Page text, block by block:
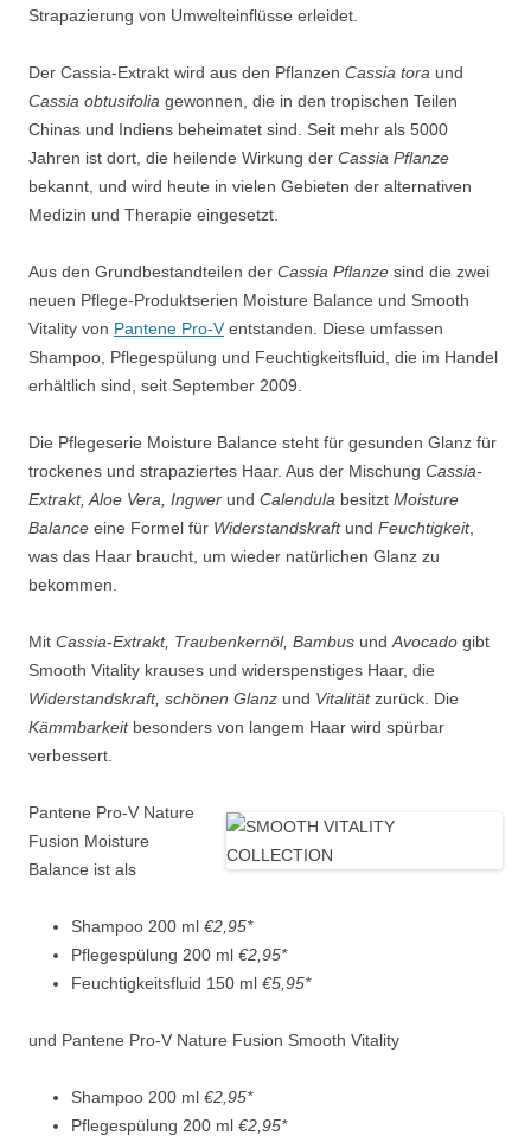
Strapazierung von Umwelteinflüsse erleidet.
Der Cassia-Extrakt wird aus den Pflanzen Cassia tora und
Cassia obtusifolia gewonnen, die in den tropischen Teilen
Chinas und Indiens beheimatet sind. Seit mehr als 5000
Jahren ist dort, die heilende Wirkung der Cassia Pflanze
bekannt, und wird heute in vielen Gebieten der alternativen
Medizin und Therapie eingesetzt.
Aus den Grundbestandteilen der Cassia Pflanze sind die zwei
neuen Pflege-Produktserien Moisture Balance und Smooth
Vitality von Pantene Pro-V entstanden. Diese umfassen
Shampoo, Pflegespülung und Feuchtigkeitsfluid, die im Handel
erhältlich sind, seit September 2009.
Die Pflegeserie Moisture Balance steht für gesunden Glanz für
trockenes und strapaziertes Haar. Aus der Mischung Cassia-
Extrakt, Aloe Vera, Ingwer und Calendula besitzt Moisture
Balance eine Formel für Widerstandskraftund Feuchtigkeit,
was das Haar braucht, um wieder natürlichen Glanz zu
bekommen.
Mit Cassia-Extrakt, Traubenkernöl, Bambus und Avocado gibt
Smooth Vitality krauses und widerspenstiges Haar, die
Widerstandskraft, schönen Glanz und Vitalitätzurück. Die
Kämmbarkeitbesonders von langem Haar wird spürbar
verbessert.
Pantene Pro-V Nature
Fusion Moisture
Balance ist als
Shampoo 200 ml €2,95*
Pflegespülung 200 ml €2,95*
Feuchtigkeitsfluid 150 ml €5,95*
und Pantene Pro-V Nature Fusion Smooth Vitality
Shampoo 200 ml €2,95*
Pflegespülung 200 ml €2,95*